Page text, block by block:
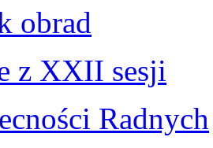
obrad
z XXII sesji
Radnych